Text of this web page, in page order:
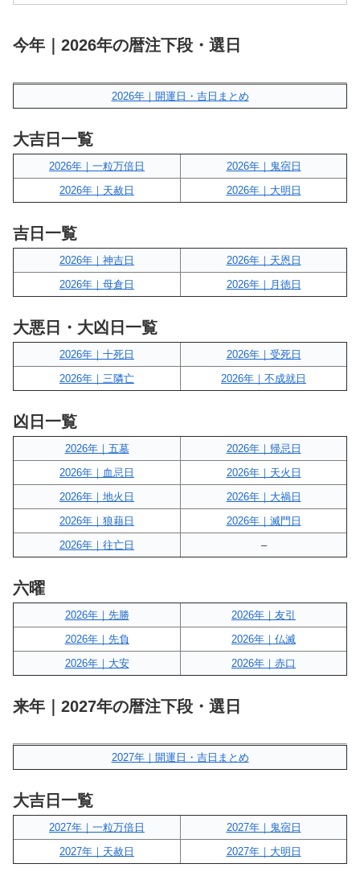
今年｜2026年の暦注下段・選日
2026年｜開運日・吉日まとめ
大吉日一覧
2026年｜一粒万倍日
2026年｜鬼宿日
2026年｜天赦日
2026年｜大明日
吉日一覧
2026年｜神吉日
2026年｜天恩日
2026年｜母倉日
2026年｜月徳日
大悪日・大凶日一覧
2026年｜十死日
2026年｜受死日
2026年｜三隣亡
2026年｜不成就日
凶日一覧
2026年｜五墓
2026年｜帰忌日
2026年｜血忌日
2026年｜天火日
2026年｜地火日
2026年｜大禍日
2026年｜狼藉日
2026年｜滅門日
2026年｜往亡日
–
六曜
2026年｜先勝
2026年｜友引
2026年｜先負
2026年｜仏滅
2026年｜大安
2026年｜赤口
来年｜2027年の暦注下段・選日
2027年｜開運日・吉日まとめ
大吉日一覧
2027年｜一粒万倍日
2027年｜鬼宿日
2027年｜天赦日
2027年｜大明日